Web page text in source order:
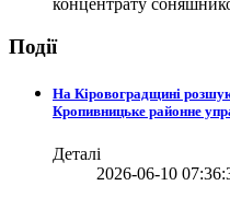
концентрату
Події
На Кіровоградщині
Кропивницьке районне
Деталі
2026-06-10